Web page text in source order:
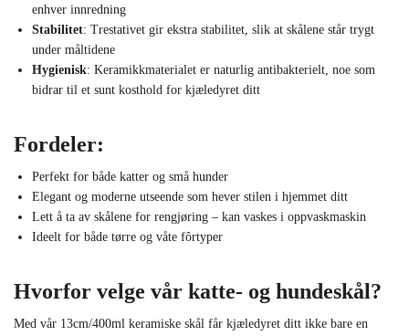
enhver innredning
Stabilitet: Trestativet gir ekstra stabilitet, slik at skålene står trygt
under måltidene
Hygienisk: Keramikkmaterialet er naturlig antibakterielt, noe som
bidrar til et sunt kosthold for kjæledyret ditt
Fordeler:
Perfekt for både katter og små hunder
Elegant og moderne utseende som hever stilen i hjemmet ditt
Lett å ta av skålene for rengjøring – kan vaskes i oppvaskmaskin
Ideelt for både tørre og våte fôrtyper
Hvorfor velge vår katte- og hundeskål?
Med vår 13cm/400ml keramiske skål får kjæledyret ditt ikke bare en